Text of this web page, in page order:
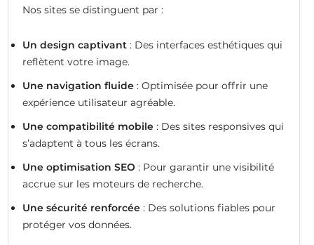
Nos sites se distinguent par :
Un design captivant: Des interfaces esthétiques qui
reflètent votre image.
Une navigation fluide: Optimisée pour offrir une
expérience utilisateur agréable.
Une compatibilité mobile: Des sites responsives qui
s’adaptent à tous les écrans.
Une optimisation SEO: Pour garantir une visibilité
accrue sur les moteurs de recherche.
Une sécurité renforcée: Des solutions fiables pour
protéger vos données.